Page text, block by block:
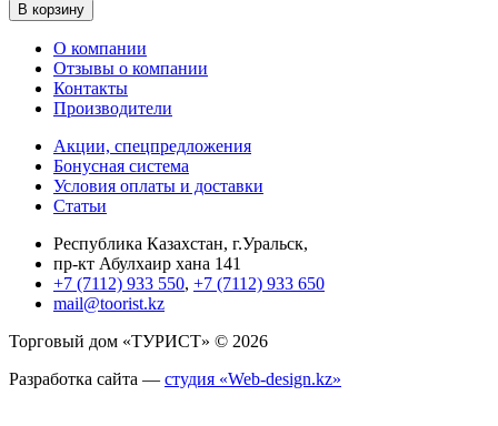
В корзину
О компании
Отзывы о компании
Контакты
Производители
Акции, спецпредложения
Бонусная система
Условия оплаты и доставки
Статьи
Республика Казахстан, г.Уральск,
пр-кт Абулхаир хана 141
+7 (7112) 933 550, +7 (7112) 933 650
mail@toorist.kz
Торговый дом «ТУРИСТ» © 2026
Разработка сайта — студия «Web-design.kz»